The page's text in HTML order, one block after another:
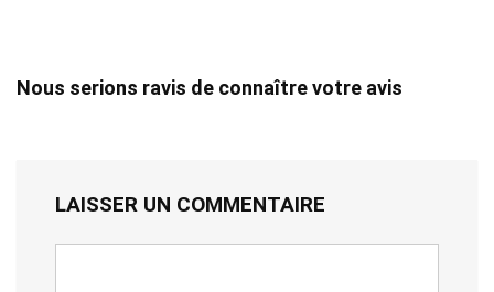
Nous serions ravis de connaître votre avis
LAISSER UN COMMENTAIRE